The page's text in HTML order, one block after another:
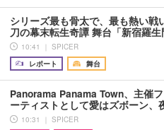
シリーズ最も骨太で、最も熱い
刀の幕末転生奇譚 舞台「新宿羅
10:41 ｜ SPICER
レポート
舞台
Panorama Panama Town、主催
ーティストとして愛はズボーン
10:31 ｜ SPICER